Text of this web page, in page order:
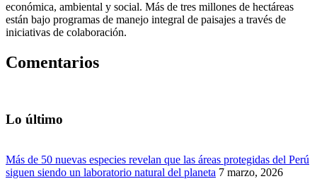
económica, ambiental y social. Más de tres millones de hectáreas
están bajo programas de manejo integral de paisajes a través de
iniciativas de colaboración.
Comentarios
Lo último
Más de 50 nuevas especies revelan que las áreas protegidas del Perú
siguen siendo un laboratorio natural del planeta 7 marzo, 2026